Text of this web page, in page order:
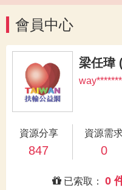
會員中心
梁任瑋
資源分享
847
資源需
0
已索取： 0